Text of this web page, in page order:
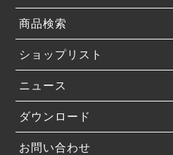
商品検索
ショップリスト
ニュース
ダウンロード
お問い合わせ